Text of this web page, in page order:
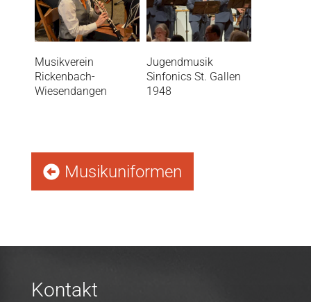
Musikverein
Rickenbach-
Wiesendangen
Jugendmusik
Sinfonics St. Gallen
1948
Musikuniformen
Kontakt